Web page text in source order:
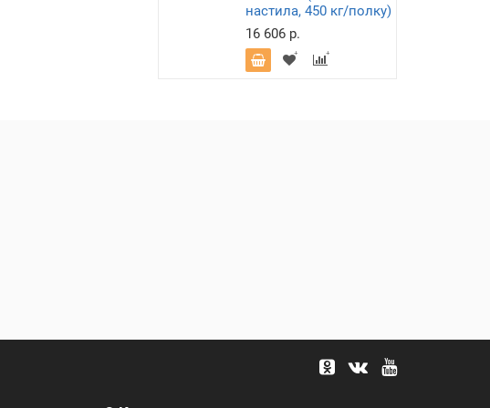
настила, 450 кг/полку)
16 606 р.